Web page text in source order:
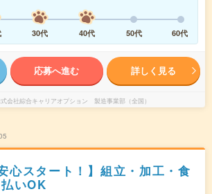
30代 40代 50代 60代
応募へ進む 詳しく見る
会社綜合キャリアオプション 製造事業部（全国）
心スタート！】組立・加工・食
いOK